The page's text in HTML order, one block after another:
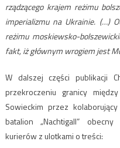
rządzącego krajem reżimu
imperializmu na Ukrainie. (…)
reżimu moskiewsko-
fakt, iż głównym wrogiem jest
W dalszej części publikacji
przekroczeniu granicy
Sowieckim przez
batalion „Nachtigall”
kurierów z ulotkami o treści: